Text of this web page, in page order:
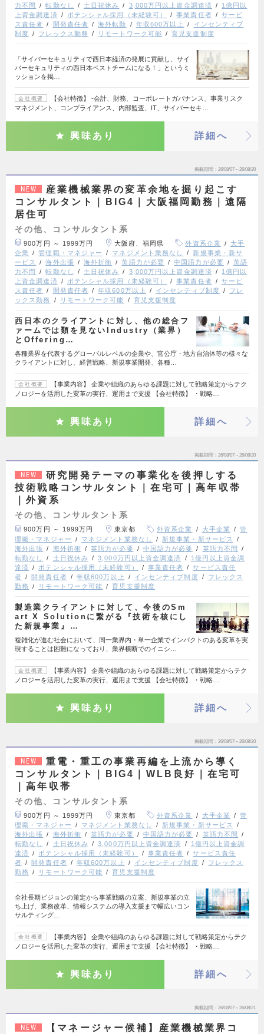
力不問 転勤なし 土日祝休み 3,000万円以上資金調達済
1億円以
上資金調達済
ポテンシャル採用（未経験可） 事業責任者
サービ
ス責任者
開発責任者 海外転勤 年収600万以上
インセンティブ
制度
フレックス勤務 リモートワーク可能 育児支援制度
「サイバーセキュリティで西日本経済の発展に貢献し、サイ
バーセキュリティの西日本ベストチームになる！」というミ
ッションを掲…
会社概要
【会社特徴】 ‐会計、財務、コーポレートガバナンス、事業リスク
マネジメント、コンプライアンス、内部監査、IT、サイバーセキ…
興味あり 詳細へ
掲載期間 26/08/07～26/08/20
NEW
産業機械業界の変革余地を掘り起こす
コンサルタント｜BIG4｜大阪福岡勤務｜遠隔
居住可
その他、コンサルタント系
900万円 ～ 1999万円 大阪府、福岡県 外資系企業
大手
企業
管理職・マネジャー マネジメント業務なし
新規事業・新サ
ービス
海外出張 海外折衝 英語力が必要 中国語力が必要
英語
力不問
転勤なし 土日祝休み 3,000万円以上資金調達済
1億円以
上資金調達済
ポテンシャル採用（未経験可） 事業責任者
サービ
ス責任者
開発責任者 年収600万以上 インセンティブ制度
フレ
ックス勤務
リモートワーク可能 育児支援制度
西日本のクライアントに対し、他の総合フ
ァームでは類を見ないIndustry（業界）
とOffering…
各種業界を代表するグローバルレベルの企業や、官公庁・地方自治体等の様々な
クライアントに対し、経営戦略、新規事業開発、各種…
会社概要
【事業内容】 企業や組織のあらゆる課題に対して戦略策定からテク
ノロジーを活用した変革の実行、運用まで支援 【会社特徴】 ・戦略…
興味あり 詳細へ
掲載期間 26/08/07～26/08/20
NEW
研究開発テーマの事業化を後押しする
技術戦略コンサルタント｜在宅可｜高年収帯
｜外資系
その他、コンサルタント系
900万円 ～ 1999万円 東京都 外資系企業 大手企業
管
理職・マネジャー
マネジメント業務なし
新規事業・新サービス
海外出張
海外折衝 英語力が必要 中国語力が必要
英語力不問
転勤なし
土日祝休み 3,000万円以上資金調達済
1億円以上資金調
達済
ポテンシャル採用（未経験可） 事業責任者
サービス責任
者
開発責任者 年収600万以上 インセンティブ制度
フレックス
勤務
リモートワーク可能 育児支援制度
製造業クライアントに対して、今後のSm
art X Solutionに繋がる『技術を核にし
た新規事業』…
複雑化が進む社会において、同一業界内・単一企業でインパクトのある変革を実
現することは困難になっており、業界横断でのイニシ…
会社概要
【事業内容】 企業や組織のあらゆる課題に対して戦略策定からテク
ノロジーを活用した変革の実行、運用まで支援 【会社特徴】 ・戦略…
興味あり 詳細へ
掲載期間 26/08/07～26/08/20
NEW
重電・重工の事業再編を上流から導く
コンサルタント｜BIG4｜WLB良好｜在宅可
｜高年収帯
その他、コンサルタント系
900万円 ～ 1999万円 東京都 外資系企業 大手企業
管
理職・マネジャー
マネジメント業務なし
新規事業・新サービス
海外出張
海外折衝 英語力が必要 中国語力が必要
英語力不問
転勤なし
土日祝休み 3,000万円以上資金調達済
1億円以上資金調
達済
ポテンシャル採用（未経験可） 事業責任者
サービス責任
者
開発責任者 年収600万以上 インセンティブ制度
フレックス
勤務
リモートワーク可能 育児支援制度
全社長期ビジョンの策定から事業戦略の立案、新規事業の立
ち上げ、業務改革、情報システムの導入支援まで幅広いコン
サルティング…
会社概要
【事業内容】 企業や組織のあらゆる課題に対して戦略策定からテク
ノロジーを活用した変革の実行、運用まで支援 【会社特徴】 ・戦略…
興味あり 詳細へ
掲載期間 26/08/07～26/08/21
NEW
【マネージャー候補】産業機械業界コ